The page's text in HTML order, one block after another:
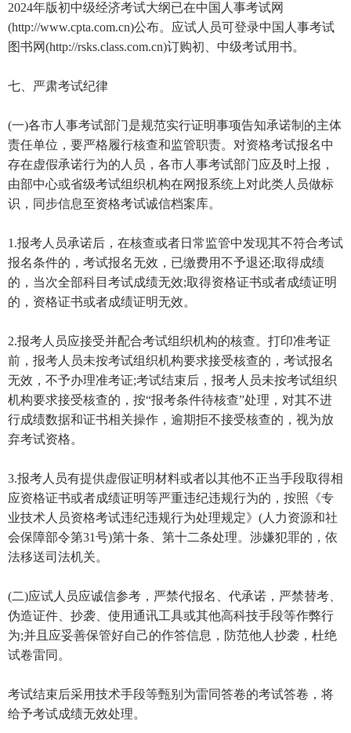
2024年版初中级经济考试大纲已在中国人事考试网
(http://www.cpta.com.cn)公布。应试人员可登录中国人事考试
图书网(http://rsks.class.com.cn)订购初、中级考试用书。
七、严肃考试纪律
(一)各市人事考试部门是规范实行证明事项告知承诺制的主体
责任单位，要严格履行核查和监管职责。对资格考试报名中
存在虚假承诺行为的人员，各市人事考试部门应及时上报，
由部中心或省级考试组织机构在网报系统上对此类人员做标
识，同步信息至资格考试诚信档案库。
1.报考人员承诺后，在核查或者日常监管中发现其不符合考试
报名条件的，考试报名无效，已缴费用不予退还;取得成绩
的，当次全部科目考试成绩无效;取得资格证书或者成绩证明
的，资格证书或者成绩证明无效。
2.报考人员应接受并配合考试组织机构的核查。打印准考证
前，报考人员未按考试组织机构要求接受核查的，考试报名
无效，不予办理准考证;考试结束后，报考人员未按考试组织
机构要求接受核查的，按“报考条件待核查”处理，对其不进
行成绩数据和证书相关操作，逾期拒不接受核查的，视为放
弃考试资格。
3.报考人员有提供虚假证明材料或者以其他不正当手段取得相
应资格证书或者成绩证明等严重违纪违规行为的，按照《专
业技术人员资格考试违纪违规行为处理规定》(人力资源和社
会保障部令第31号)第十条、第十二条处理。涉嫌犯罪的，依
法移送司法机关。
(二)应试人员应诚信参考，严禁代报名、代承诺，严禁替考、
伪造证件、抄袭、使用通讯工具或其他高科技手段等作弊行
为;并且应妥善保管好自己的作答信息，防范他人抄袭，杜绝
试卷雷同。
考试结束后采用技术手段等甄别为雷同答卷的考试答卷，将
给予考试成绩无效处理。